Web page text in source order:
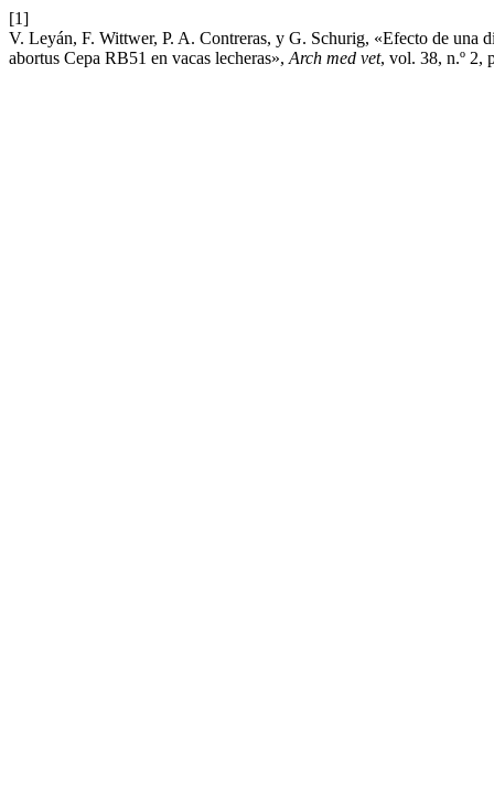
[1]
V. Leyán, F. Wittwer, P. A. Contreras, y G. Schurig, «Efecto de una
abortus Cepa RB51 en vacas lecheras», Arch med vet, vol. 38, n.º 2,